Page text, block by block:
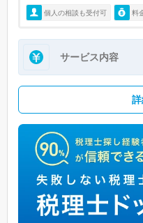
個人の相談も受付可 料
サービス内容